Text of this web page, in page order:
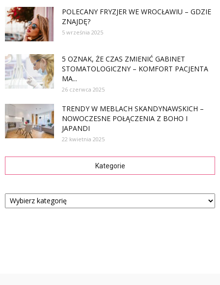
POLECANY FRYZJER WE WROCŁAWIU – GDZIE
ZNAJDĘ?
5 września 2025
5 OZNAK, ŻE CZAS ZMIENIĆ GABINET
STOMATOLOGICZNY – KOMFORT PACJENTA
MA...
26 czerwca 2025
TRENDY W MEBLACH SKANDYNAWSKICH –
NOWOCZESNE POŁĄCZENIA Z BOHO I
JAPANDI
22 kwietnia 2025
Kategorie
Kategorie